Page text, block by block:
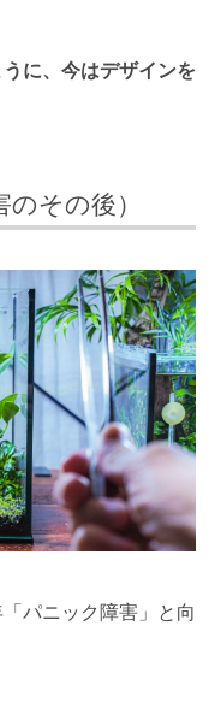
に、今はデザインを
その後）
パニック障害」と向